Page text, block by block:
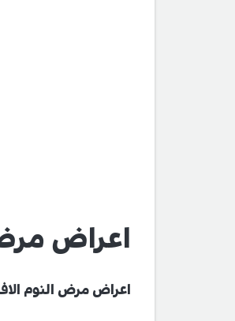
اعراض
اعراض مرض النوم